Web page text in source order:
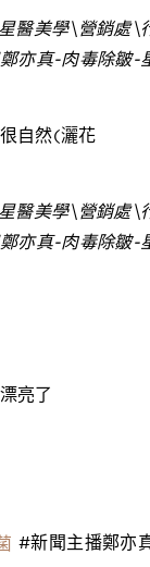
自然(灑花
亮了
#新聞主播鄭亦